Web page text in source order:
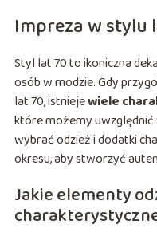
Impreza w stylu
Styl lat 70 to ikoniczna
osób w modzie. Gdy
lat 70, istniejewiele
które możemy uwzględnić
wybrać odzież i dodatki
okresu, aby stworzyć
Jakie elementy